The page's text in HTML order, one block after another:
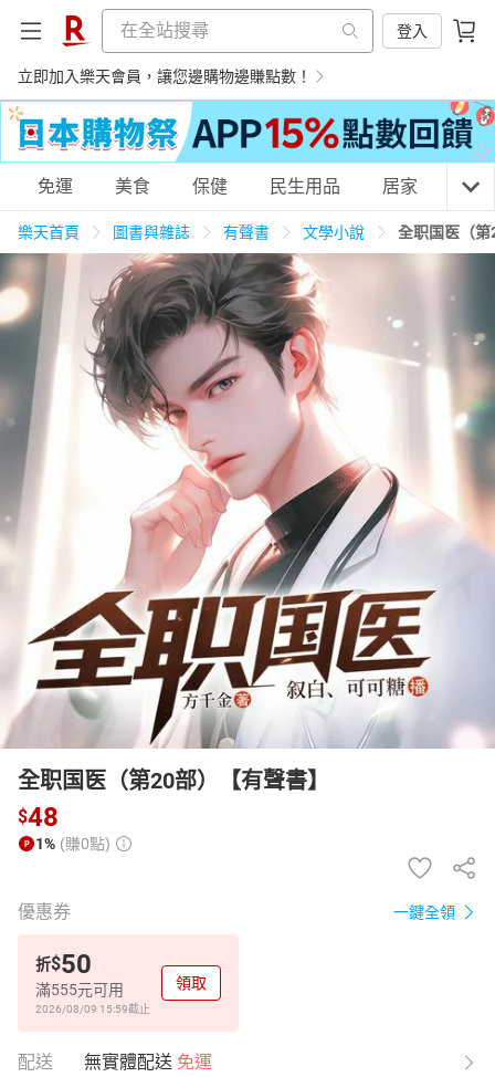
登入
立即加入樂天會員，讓您邊購物邊賺點數！
購物網分類
天天免運 美食蛋糕 養生保健 民生用品
居家生活 3C家電 運動休閒
男裝 化妝保養 情趣用品
電子/紙本書
HOT
免運 美食 保健 民生用品 居家 3C
樂天首頁 圖書與雜誌 有聲書 文學小說 全职国医（
全职国医（第20部）【有聲書】
$48
1% (賺0點)
優惠券 一鍵全領
折$50
滿555元可用
2026/08/09 15:59截止
領取
配送 無實體配送 免運